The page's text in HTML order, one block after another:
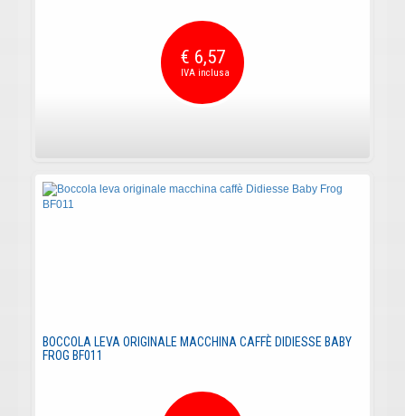
€ 6,57
BOCCOLA LEVA ORIGINALE MACCHINA CAFFÈ DIDIESSE BABY
FROG BF011